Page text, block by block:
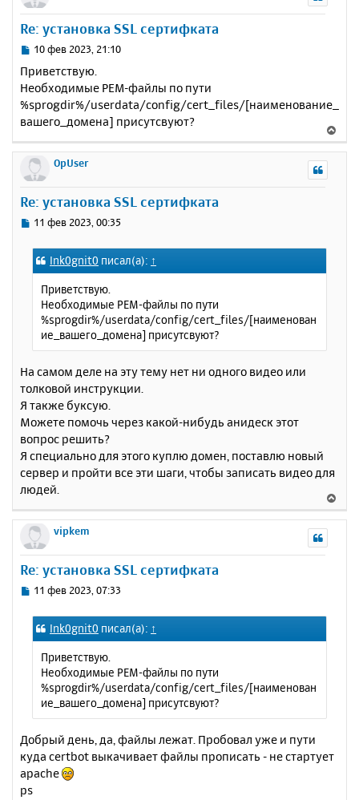
н
ч
а
Re: установка SSL сертифката
С
о
б
щ
е
и
е
10 фев 2023, 21:10
Приветствую.
Необходимые PEM-файлы по пути
%sprogdir%/userdata/config/cert_files/[наименование_
вашего_домена] присутсвуют?
е
OpUser
Re: установка SSL сертифката
С
о
б
11 фев 2023, 00:35
Ink0gnit0 писал(а): ↑
Приветствую.
Необходимые PEM-файлы по пути
%sprogdir%/userdata/config/cert_files/[наименован
ие_вашего_домена] присутсвуют?
На самом деле на эту тему нет ни одного видео или
толковой инструкции.
Я также буксую.
Можете помочь через какой-нибудь анидеск этот
вопрос решить?
Я специально для этого куплю домен, поставлю новый
сервер и пройти все эти шаги, чтобы записать видео для
людей.
е
vipkem
Re: установка SSL сертифката
С
о
б
11 фев 2023, 07:33
Ink0gnit0 писал(а): ↑
Приветствую.
Необходимые PEM-файлы по пути
%sprogdir%/userdata/config/cert_files/[наименован
ие_вашего_домена] присутсвуют?
Добрый день, да, файлы лежат. Пробовал уже и пути
куда certbot выкачивает файлы прописать - не стартует
apache
ps